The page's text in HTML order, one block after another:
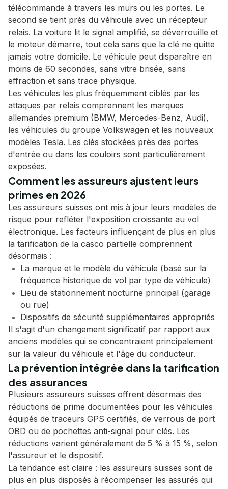
télécommande à travers les murs ou les portes. Le
second se tient près du véhicule avec un récepteur
relais. La voiture lit le signal amplifié, se déverrouille et
le moteur démarre, tout cela sans que la clé ne quitte
jamais votre domicile. Le véhicule peut disparaître en
moins de 60 secondes, sans vitre brisée, sans
effraction et sans trace physique.
Les véhicules les plus fréquemment ciblés par les
attaques par relais comprennent les marques
allemandes premium (BMW, Mercedes-Benz, Audi),
les véhicules du groupe Volkswagen et les nouveaux
modèles Tesla. Les clés stockées près des portes
d'entrée ou dans les couloirs sont particulièrement
exposées.
Comment les assureurs ajustent leurs
primes en 2026
Les assureurs suisses ont mis à jour leurs modèles de
risque pour refléter l'exposition croissante au vol
électronique. Les facteurs influençant de plus en plus
la tarification de la casco partielle comprennent
désormais :
La marque et le modèle du véhicule (basé sur la
fréquence historique de vol par type de véhicule)
Lieu de stationnement nocturne principal (garage
ou rue)
Dispositifs de sécurité supplémentaires appropriés
Il s'agit d'un changement significatif par rapport aux
anciens modèles qui se concentraient principalement
sur la valeur du véhicule et l'âge du conducteur.
La prévention intégrée dans la tarification
des assurances
Plusieurs assureurs suisses offrent désormais des
réductions de prime documentées pour les véhicules
équipés de traceurs GPS certifiés, de verrous de port
OBD ou de pochettes anti-signal pour clés. Les
réductions varient généralement de 5 % à 15 %, selon
l'assureur et le dispositif.
La tendance est claire : les assureurs suisses sont de
plus en plus disposés à récompenser les assurés qui